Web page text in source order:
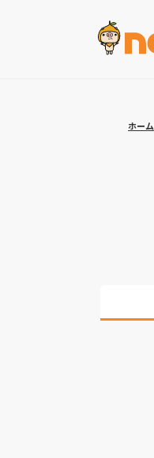
ホーム